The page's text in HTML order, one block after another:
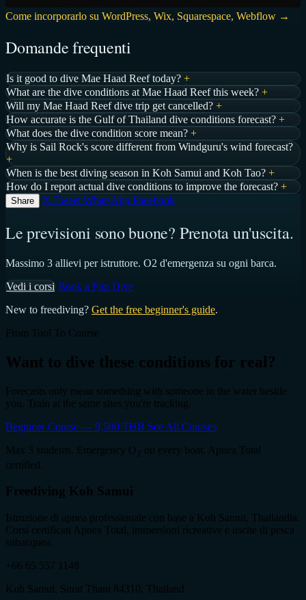
Come incorporarlo su WordPress, Wix, Squarespace, Webflow →
Domande frequenti
Is it good to dive Mae Haad Reef today? +
What are the dive conditions at Mae Haad Reef this week? +
Will my Mae Haad Reef dive trip get cancelled? +
How accurate is the Gulf of Thailand dive conditions forecast? +
What does the dive condition score mean? +
Why is Sail Rock's score different from Windguru's wind forecast?
+
When is the best diving season in Koh Samui and Koh Tao? +
How do I report actual dive conditions to improve the forecast? +
Share 𝕏 Tweet WhatsApp Facebook
Le previsioni sono buone? Prenota un'uscita.
Massimo 3 allievi per istruttore. O2 d'emergenza su ogni barca.
Vedi i corsi Book a Fun Dive
New to freediving? Get the free beginner's guide.
From Tool To Course
Want to dive these conditions for real?
Forecasts only mean something with someone in the water beside
you. Train at the same sites you're tracking.
Beginner Course — 9,500 THB See All Courses
Max 3 students. Emergency O
on every boat. Apnea Total
certified.
Freediving Koh Samui
Istruzione di apnea professionale con base a Koh Samui, Thailandia.
Corsi certificati Apnea Total, immersioni ricreative e uscite di pesca
subacquea.
+66 65 557 1148
Koh Samui, Surat Thani 84310, Thailand